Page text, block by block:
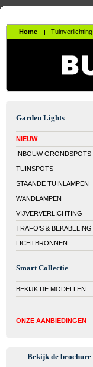
Home Tuinverlichting
Garden Lights
NIEUW
INBOUW GRONDSPOTS
TUINSPOTS
STAANDE TUINLAMPEN
WANDLAMPEN
VIJVERVERLICHTING
TRAFO'S & BEKABELING
LICHTBRONNEN
Smart Collectie
BEKIJK DE MODELLEN
ONZE AANBIEDINGEN
Bekijk de brochure